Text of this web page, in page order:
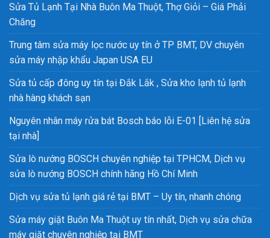
Sửa Tủ Lạnh Tại Nhà Buôn Ma Thuột, Thợ Giỏi – Giá Phải
Chăng
Trung tâm sửa máy lọc nước uy tín ở TP BMT, DV chuyên
sửa máy nhập khẩu Japan USA EU
Sửa tủ cấp đông uy tín tại Đắk Lắk , Sửa kho lạnh tủ lạnh
nhà hàng khách sạn
Nguyên nhân máy rửa bát Bosch báo lỗi E-01 [Liên hệ sửa
tại nhà]
Sửa lò nướng BOSCH chuyên nghiệp tại TPHCM, Dịch vụ
sửa lò nướng BOSCH chính hãng Hồ Chí Minh
Dịch vụ sửa tủ lạnh giá rẻ tại BMT – Uy tín, nhanh chóng
Sửa máy giặt Buôn Ma Thuột uy tín nhất, Dịch vụ sửa chữa
máy giặt chuyên nghiệp tại BMT